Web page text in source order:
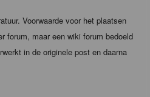
Voorwaarde voor het plaatsen
forum, maar een wiki forum bedoeld
in de originele post en daarna